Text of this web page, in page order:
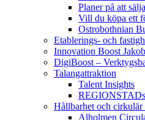
Planer på att
Vill du köpa ett
Ostrobothnian
Etablerings- och
Innovation Boost
DigiBoost –
Talangattraktion
Talent Insights
Hållbarhet och cirkulär
Alholmen